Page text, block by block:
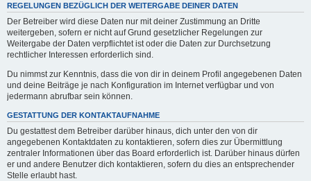
REGELUNGEN BEZÜGLICH DER WEITERGABE DEINER DATEN
Der Betreiber wird diese Daten nur mit deiner Zustimmung an Dritte
weitergeben, sofern er nicht auf Grund gesetzlicher Regelungen zur
Weitergabe der Daten verpflichtet ist oder die Daten zur Durchsetzung
rechtlicher Interessen erforderlich sind.
Du nimmst zur Kenntnis, dass die von dir in deinem Profil angegebenen Daten
und deine Beiträge je nach Konfiguration im Internet verfügbar und von
jedermann abrufbar sein können.
GESTATTUNG DER KONTAKTAUFNAHME
Du gestattest dem Betreiber darüber hinaus, dich unter den von dir
angegebenen Kontaktdaten zu kontaktieren, sofern dies zur Übermittlung
zentraler Informationen über das Board erforderlich ist. Darüber hinaus dürfen
er und andere Benutzer dich kontaktieren, sofern du dies an entsprechender
Stelle erlaubt hast.